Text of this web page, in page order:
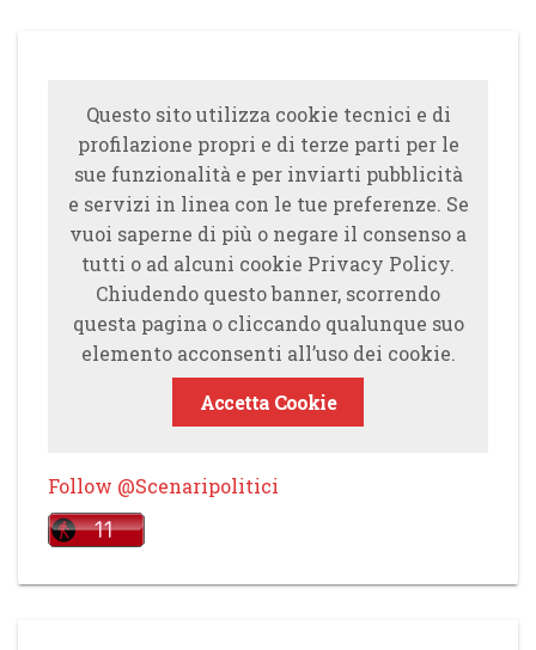
Questo sito utilizza cookie tecnici e di
profilazione propri e di terze parti per le
sue funzionalità e per inviarti pubblicità
e servizi in linea con le tue preferenze. Se
vuoi saperne di più o negare il consenso a
tutti o ad alcuni cookie Privacy Policy.
Chiudendo questo banner, scorrendo
questa pagina o cliccando qualunque suo
elemento acconsenti all’uso dei cookie.
Accetta Cookie
Follow @Scenaripolitici